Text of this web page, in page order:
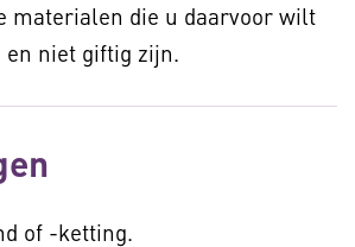
materialen die u daarvoor wilt
niet giftig zijn.
of -ketting.